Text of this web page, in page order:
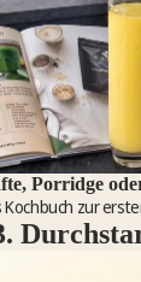
Porridge
Kochbuch zur